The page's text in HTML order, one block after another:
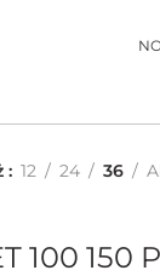
12 24 36
100 150